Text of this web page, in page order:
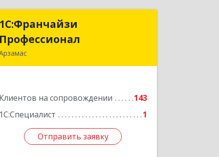
1С:Франчайзи
Профессионал
Клиентов на сопровождении
143
1С:Специалист
1
Отправить заявку
1С:Франчайзи
Профессионал
Подробнее
Отправить заявку